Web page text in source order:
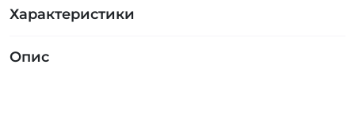
Характеристики
Опис